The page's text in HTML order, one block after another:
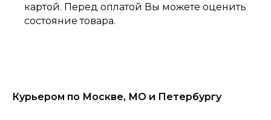
картой. Перед оплатой Вы можете оценить
состояние товара.
Курьером по Москве, МО и Петербургу